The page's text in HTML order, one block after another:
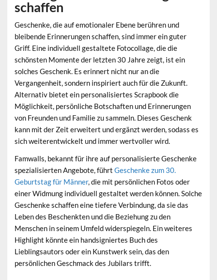
schaffen
Geschenke, die auf emotionaler Ebene berühren und
bleibende Erinnerungen schaffen, sind immer ein guter
Griff. Eine individuell gestaltete Fotocollage, die die
schönsten Momente der letzten 30 Jahre zeigt, ist ein
solches Geschenk. Es erinnert nicht nur an die
Vergangenheit, sondern inspiriert auch für die Zukunft.
Alternativ bietet ein personalisiertes Scrapbook die
Möglichkeit, persönliche Botschaften und Erinnerungen
von Freunden und Familie zu sammeln. Dieses Geschenk
kann mit der Zeit erweitert und ergänzt werden, sodass es
sich weiterentwickelt und immer wertvoller wird.
Famwalls, bekannt für ihre auf personalisierte Geschenke
spezialisierten Angebote, führtGeschenke zum 30.
Geburtstag für Männer, die mit persönlichen Fotos oder
einer Widmung individuell gestaltet werden können. Solche
Geschenke schaffen eine tiefere Verbindung, da sie das
Leben des Beschenkten und die Beziehung zu den
Menschen in seinem Umfeld widerspiegeln. Ein weiteres
Highlight könnte ein handsigniertes Buch des
Lieblingsautors oder ein Kunstwerk sein, das den
persönlichen Geschmack des Jubilars trifft.